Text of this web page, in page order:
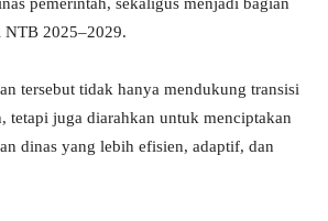
pemerintah, sekaligus menjadi bagian
NTB 2025–2029.
tersebut tidak hanya mendukung transisi
tetapi juga diarahkan untuk menciptakan
dinas yang lebih efisien, adaptif, dan